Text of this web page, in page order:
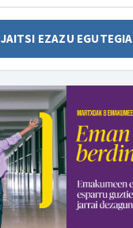
JAITSI EZAZU EGUTEGIA